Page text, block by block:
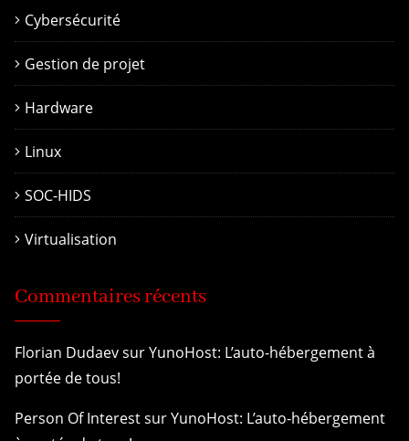
Cybersécurité
Gestion de projet
Hardware
Linux
SOC-HIDS
Virtualisation
Commentaires récents
Florian DudaevsurYunoHost: L’auto-hébergement à
portée de tous!
Person Of InterestsurYunoHost: L’auto-hébergement